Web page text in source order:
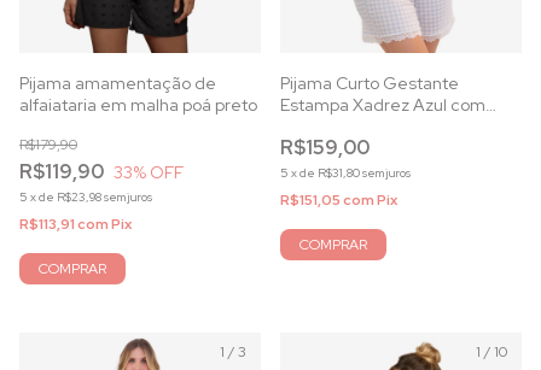
Pijama amamentação de
alfaiataria em malha poá preto
R$119,90
R$179,90
33% OFF
5 xde R$23,98sem juros
R$113,91comPix
COMPRAR
Pijama Curto Gestante
Estampa Xadrez Azul com
R$159,00
5 xde R$31,80sem juros
R$151,05comPix
COMPRAR
1 /3 1 / 10